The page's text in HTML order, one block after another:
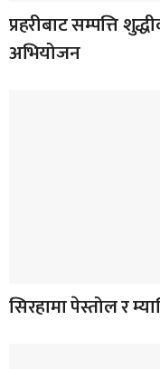
प्रहरीबाट सम्पत्ति
अभियोजन
सिरहामा पेस्तोल र